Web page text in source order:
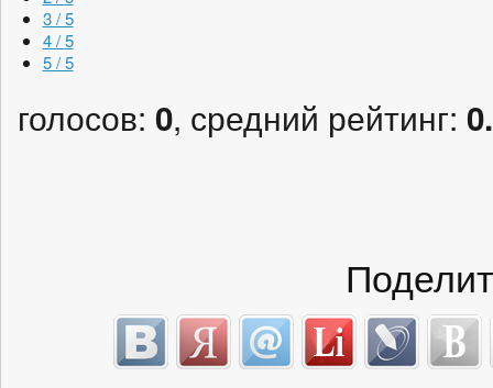
3 / 5
4 / 5
5 / 5
голосов: 0, средний рейтинг: